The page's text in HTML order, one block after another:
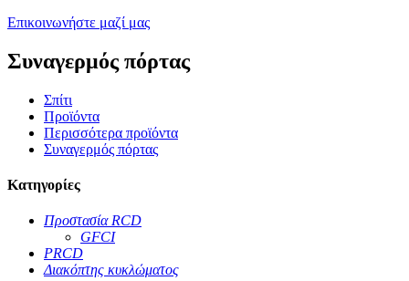
Επικοινωνήστε μαζί μας
Συναγερμός πόρτας
Σπίτι
Προϊόντα
Περισσότερα προϊόντα
Συναγερμός πόρτας
Κατηγορίες
Προστασία RCD
GFCI
PRCD
Διακόπτης κυκλώματος